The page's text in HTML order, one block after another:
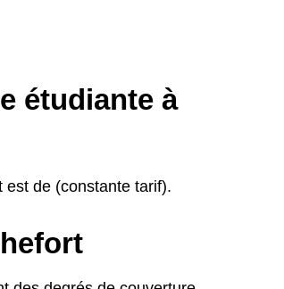
étudiante à
est de (constante tarif).